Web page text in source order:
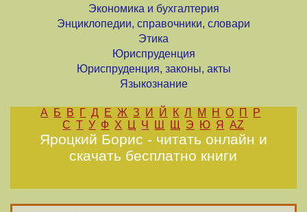
Экономика и бухгалтерия
Энциклопедии, справочники, словари
Этика
Юриспруденция
Юриспруденция, законы, акты
Языкознание
А Б В Г Д Е Ж З И Й К Л М Н О П
Р
С Т У Ф Х Ц Ч Ш Щ Э Ю Я AZ
Яроцкий Борис - читать онлайн и
скачать бесплатно книги